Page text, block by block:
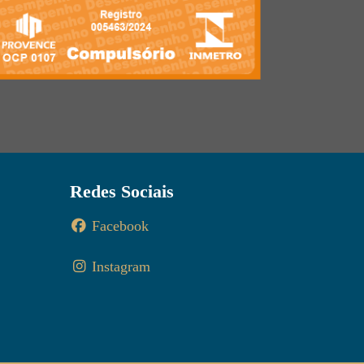
Redes Sociais
Facebook
Instagram